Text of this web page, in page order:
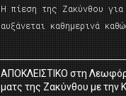
Η πίεση της Ζακύνθου
αυξάνεται καθημερινά
AΠΟΚΛΕΙΣΤΙΚΟ στη
ματς της Ζακύνθου με την